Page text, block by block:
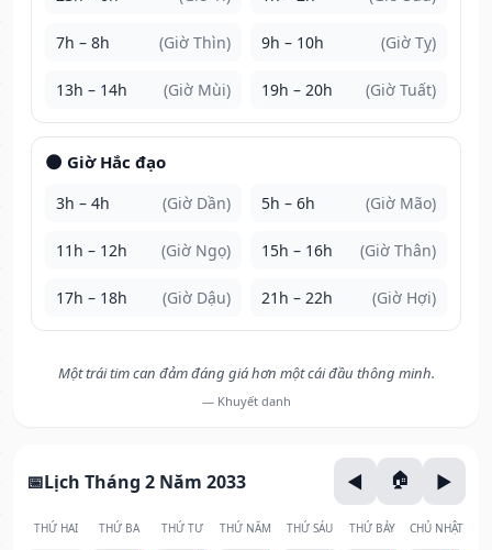
7h – 8h (Giờ Thìn) 9h – 10h (Giờ Tỵ)
13h – 14h (Giờ Mùi) 19h – 20h (Giờ Tuất)
🌑 Giờ Hắc đạo
3h – 4h (Giờ Dần) 5h – 6h (Giờ Mão)
11h – 12h (Giờ Ngọ) 15h – 16h (Giờ Thân)
17h – 18h (Giờ Dậu) 21h – 22h (Giờ Hợi)
Một trái tim can đảm đáng giá hơn một cái đầu thông minh.
— Khuyết danh
Lịch Tháng 2 Năm 2033
THỨ HAI THỨ BA THỨ TƯ THỨ NĂM THỨ SÁU THỨ BẢY CHỦ NHẬT